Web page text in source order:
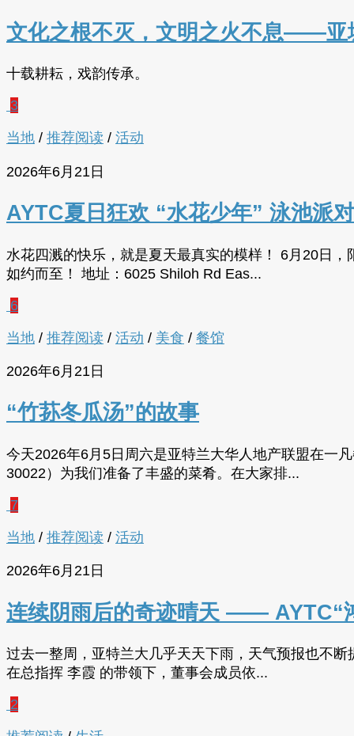
文化之根不灭，文明之火不息——亚
十载耕耘，戏韵传承。
3
当地 / 推荐阅读 / 活动
2026年6月21日
AYTC夏日狂欢 “水花少年” 泳池派
水花四溅的快乐，就是夏天最真实的模样！ 6月20日
如约而至！ 地址：6025 Shiloh Rd Eas...
6
当地 / 推荐阅读 / 活动 / 美食 / 餐馆
2026年6月21日
“竹荪冬瓜汤”的故事
今天2026年6月5日周六是亚特兰大华人地产联盟在一
30022）为我们准备了丰盛的菜肴。在大家排...
7
当地 / 推荐阅读 / 活动
2026年6月21日
连续阴雨后的奇迹晴天 —— AYTC“
过去一整周，亚特兰大几乎天天下雨，天气预报也不
在总指挥 李霞 的带领下，董事会成员依...
2